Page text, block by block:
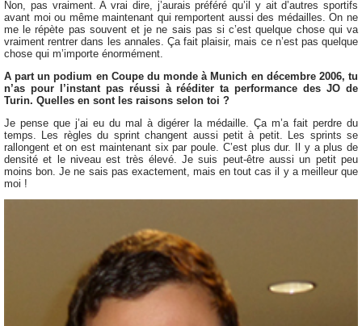
Non, pas vraiment. A vrai dire, j’aurais préféré qu’il y ait d’autres sportifs
avant moi ou même maintenant qui remportent aussi des médailles. On ne
me le répète pas souvent et je ne sais pas si c’est quelque chose qui va
vraiment rentrer dans les annales. Ça fait plaisir, mais ce n’est pas quelque
chose qui m’importe énormément.
A part un podium en Coupe du monde à Munich en décembre 2006, tu
n’as pour l’instant pas réussi à rééditer ta performance des JO de
Turin. Quelles en sont les raisons selon toi ?
Je pense que j’ai eu du mal à digérer la médaille. Ça m’a fait perdre du
temps. Les règles du sprint changent aussi petit à petit. Les sprints se
rallongent et on est maintenant six par poule. C’est plus dur. Il y a plus de
densité et le niveau est très élevé. Je suis peut-être aussi un petit peu
moins bon. Je ne sais pas exactement, mais en tout cas il y a meilleur que
moi !